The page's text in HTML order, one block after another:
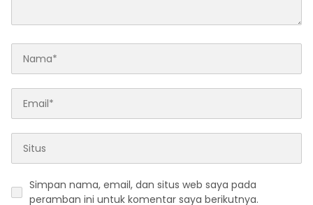
Simpan nama, email, dan situs web saya pada
peramban ini untuk komentar saya berikutnya.